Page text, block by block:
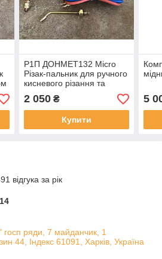
Р1П ДОНМЕТ132 Micro
Різак-пальник для ручного
кисневого різання та
паяння (зі шлангами та
сітчастим наконечником)
2 050₴
Купити
5
відгука за рік
ряди, 7 майданчик, 1
44, Індекс 61091, Харків, Україна